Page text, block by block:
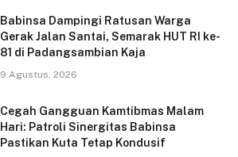
Babinsa Dampingi Ratusan Warga
Gerak Jalan Santai, Semarak HUT RI ke-
81 di Padangsambian Kaja
9 Agustus, 2026
Cegah Gangguan Kamtibmas Malam
Hari: Patroli Sinergitas Babinsa
Pastikan Kuta Tetap Kondusif